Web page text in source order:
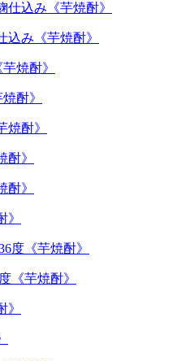
み《芋焼酎》
酎》
》
《芋焼酎》